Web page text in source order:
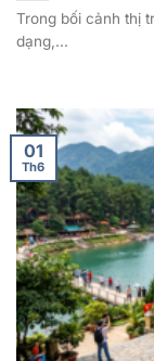
Trong bối cảnh thị
dạng,...
01
Th6